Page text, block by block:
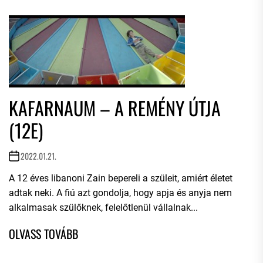
KAFARNAUM – A REMÉNY ÚTJA
(12E)
2022.01.21.
A 12 éves libanoni Zain bepereli a szüleit, amiért életet
adtak neki. A fiú azt gondolja, hogy apja és anyja nem
alkalmasak szülőknek, felelőtlenül vállalnak...